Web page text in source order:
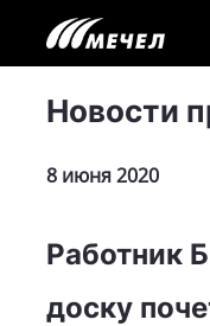
Новости
8 июня 2020
Работник
доску